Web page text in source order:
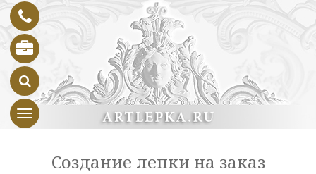
Toggle navigation
Создание лепки на заказ